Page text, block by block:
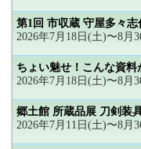
第1回 市収蔵 守屋多々志
2026年7月18日(土)〜8月
ちょい魅せ！こんな資料
2026年7月18日(土)〜8月
郷土館 所蔵品展 刀剣装
2026年7月11日(土)〜8月